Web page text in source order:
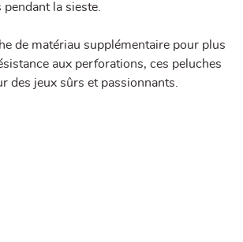
la sieste.
de matériau supplémentaire pour plus
aux perforations, ces peluches
des jeux sûrs et passionnants.